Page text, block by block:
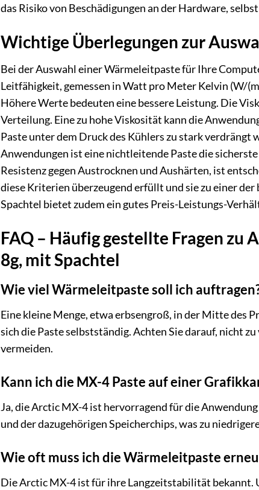
das Risiko von Beschädigungen an der Hardware,
Wichtige Überlegungen zur
Bei der Auswahl einer Wärmeleitpaste für Ihre
Leitfähigkeit, gemessen in Watt pro Meter Kelvin (W/
Höhere Werte bedeuten eine bessere Leistung. Die
Verteilung. Eine zu hohe Viskosität kann die
Paste unter dem Druck des Kühlers zu stark
Anwendungen ist eine nichtleitende Paste die
Resistenz gegen Austrocknen und Aushärten, ist
diese Kriterien überzeugend erfüllt und sie zu einer
Spachtel bietet zudem ein gutes Preis-Leistungs-
FAQ – Häufig gestellte Fragen
8g, mit Spachtel
Wie viel Wärmeleitpaste soll ich
Eine kleine Menge, etwa erbsengroß, in der Mitte des
sich die Paste selbstständig. Achten Sie darauf, nicht
vermeiden.
Kann ich die MX-4 Paste auf einer
Ja, die Arctic MX-4 ist hervorragend für die
und der dazugehörigen Speicherchips, was zu
Wie oft muss ich die Wärmeleitpaste
Die Arctic MX-4 ist für ihre Langzeitstabilität bekannt.